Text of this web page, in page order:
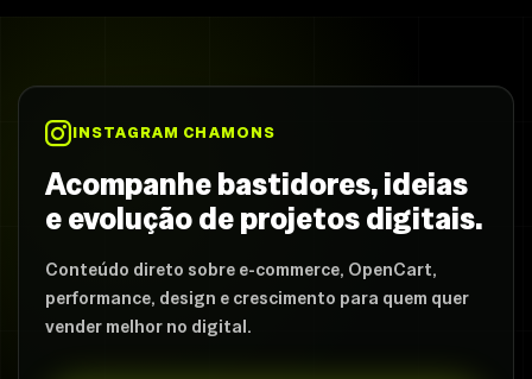
INSTAGRAM CHAMONS
Acompanhe bastidores, ideias
e evolução de projetos digitais.
Conteúdo direto sobre e-commerce, OpenCart,
performance, design e crescimento para quem quer
vender melhor no digital.